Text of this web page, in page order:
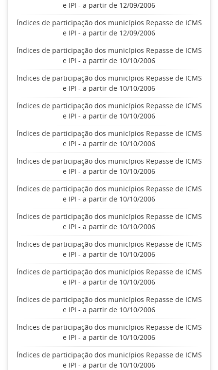
e IPI - a partir de 12/09/2006
Índices de participação dos municípios Repasse de ICMS
e IPI - a partir de 12/09/2006
Índices de participação dos municípios Repasse de ICMS
e IPI - a partir de 10/10/2006
Índices de participação dos municípios Repasse de ICMS
e IPI - a partir de 10/10/2006
Índices de participação dos municípios Repasse de ICMS
e IPI - a partir de 10/10/2006
Índices de participação dos municípios Repasse de ICMS
e IPI - a partir de 10/10/2006
Índices de participação dos municípios Repasse de ICMS
e IPI - a partir de 10/10/2006
Índices de participação dos municípios Repasse de ICMS
e IPI - a partir de 10/10/2006
Índices de participação dos municípios Repasse de ICMS
e IPI - a partir de 10/10/2006
Índices de participação dos municípios Repasse de ICMS
e IPI - a partir de 10/10/2006
Índices de participação dos municípios Repasse de ICMS
e IPI - a partir de 10/10/2006
Índices de participação dos municípios Repasse de ICMS
e IPI - a partir de 10/10/2006
Índices de participação dos municípios Repasse de ICMS
e IPI - a partir de 10/10/2006
Índices de participação dos municípios Repasse de ICMS
e IPI - a partir de 10/10/2006